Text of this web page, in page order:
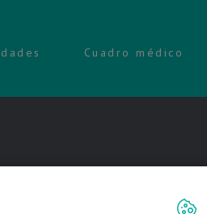
Cuadro médico